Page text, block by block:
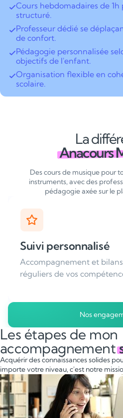
Cours hebdomadaires de
structuré.
Professeur dédié se
de confort.
Pédagogie personnalisée
objectifs de l'enfant.
Organisation flexible en
scolaire.
La
Anacours
Des cours de musique pour
instruments, avec des
pédagogie axée sur le
Apprendre avec
Une pédagogie basée sur le
plaisir d'apprendre
Nos
Les étapes de mon
accompagnement
Acquérir des connaissances solides
importe votre niveau, c'est notre